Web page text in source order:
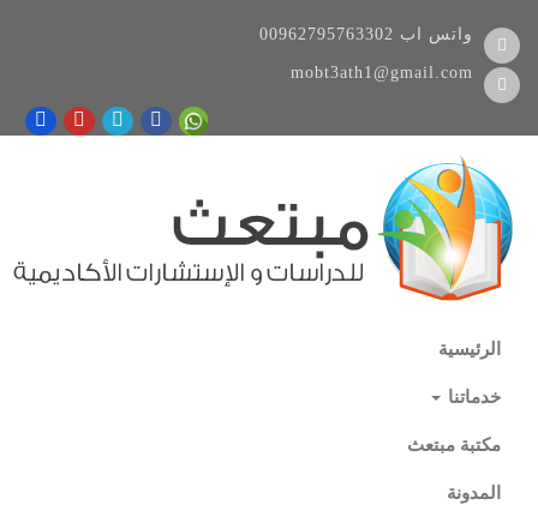
00962795763302 واتس اب
mobt3ath1@gmail.com
الرئيسية
خدماتنا
مكتبة مبتعث
المدونة